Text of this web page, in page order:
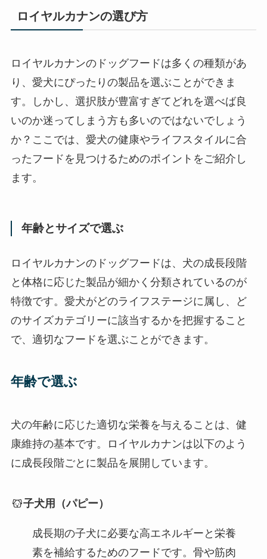
ロイヤルカナンの選び方
ロイヤルカナンのドッグフードは多くの種類があ
り、愛犬にぴったりの製品を選ぶことができま
す。しかし、選択肢が豊富すぎてどれを選べば良
いのか迷ってしまう方も多いのではないでしょう
か？ここでは、愛犬の健康やライフスタイルに合
ったフードを見つけるためのポイントをご紹介し
ます。
年齢とサイズで選ぶ
ロイヤルカナンのドッグフードは、犬の成長段階
と体格に応じた製品が細かく分類されているのが
特徴です。愛犬がどのライフステージに属し、ど
のサイズカテゴリーに該当するかを把握すること
で、適切なフードを選ぶことができます。
年齢で選ぶ
犬の年齢に応じた適切な栄養を与えることは、健
康維持の基本です。ロイヤルカナンは以下のよう
に成長段階ごとに製品を展開しています。
子犬用（パピー）
成長期の子犬に必要な高エネルギーと栄養
素を補給するためのフードです。骨や筋肉